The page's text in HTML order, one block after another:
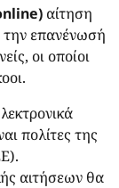
) αίτηση
την επανένωσή
οι οποίοι
πολίτες της
αιτήσεων θα